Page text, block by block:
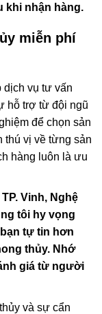
khi nhận hàng.
miễn phí
dịch vụ tư vấn
hỗ trợ từ đội ngũ
để chọn sản
thú vị về từng sản
hàng luôn là ưu
Vinh, Nghệ
tôi hy vọng
tự tin hơn
thủy. Nhớ
giá từ người
và sự cẩn